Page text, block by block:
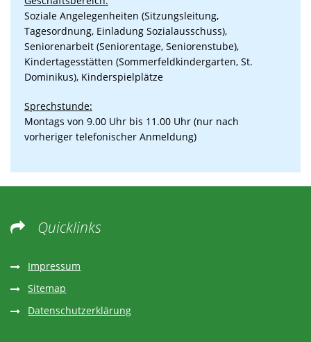
Soziale Angelegenheiten (Sitzungsleitung,
Tagesordnung, Einladung Sozialausschuss),
Seniorenarbeit (Seniorentage, Seniorenstube),
Kindertagesstätten (Sommerfeldkindergarten, St.
Dominikus), Kinderspielplätze
Sprechstunde:
Montags von 9.00 Uhr bis 11.00 Uhr (nur nach
vorheriger telefonischer Anmeldung)
 Quicklinks
Impressum
Sitemap
Datenschutzerklärung